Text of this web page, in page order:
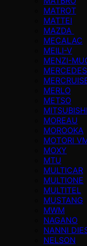
MATROT
MATTEI
MAZDA
MECALAC
MEILI-V
MENZI-
MERCEDES
MERLO
METSO
MITSUBISHI
MOREAU
MOROOKA
MOTORI
MOXY
MTU
MULTICAR
MULTIONE
MULTITEL
MUSTANG
MWM
NAGANO
NANNI
NELSON